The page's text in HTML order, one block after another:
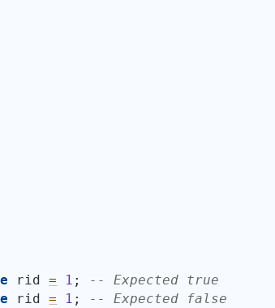
rid = 1 ; -- Expected true
rid = 1 ; -- Expected false